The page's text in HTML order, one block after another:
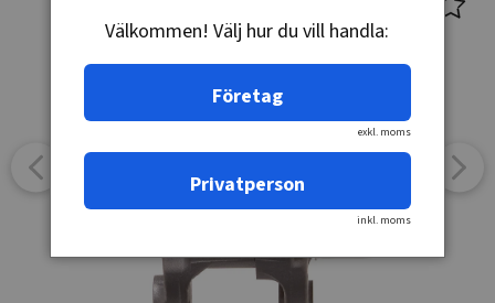
Välkommen! Välj hur du vill handla:
Företag
exkl. moms
Privatperson
inkl. moms